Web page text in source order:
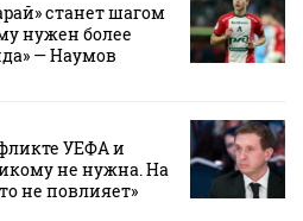
станет шагом
нужен более
— Наумов
УЕФА и
не нужна. На
не повлияет»